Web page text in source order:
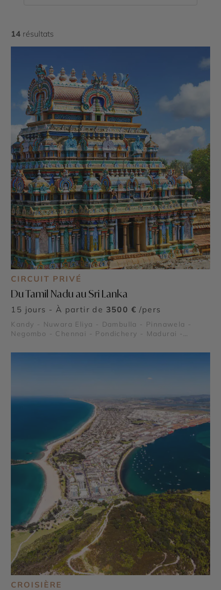
14 résultats
CIRCUIT PRIVÉ
Du Tamil Nadu au Sri Lanka
15 jours - À partir de 3500 € /pers
Kandy - Nuwara Eliya - Dambulla - Pinnawela -
Negombo - Chennai - Pondichery - Madurai -
CROISIÈRE